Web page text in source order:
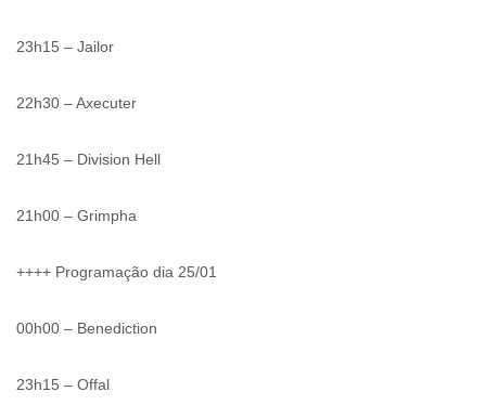
23h15 – Jailor
22h30 – Axecuter
21h45 – Division Hell
21h00 – Grimpha
++++ Programação dia 25/01
00h00 – Benediction
23h15 – Offal